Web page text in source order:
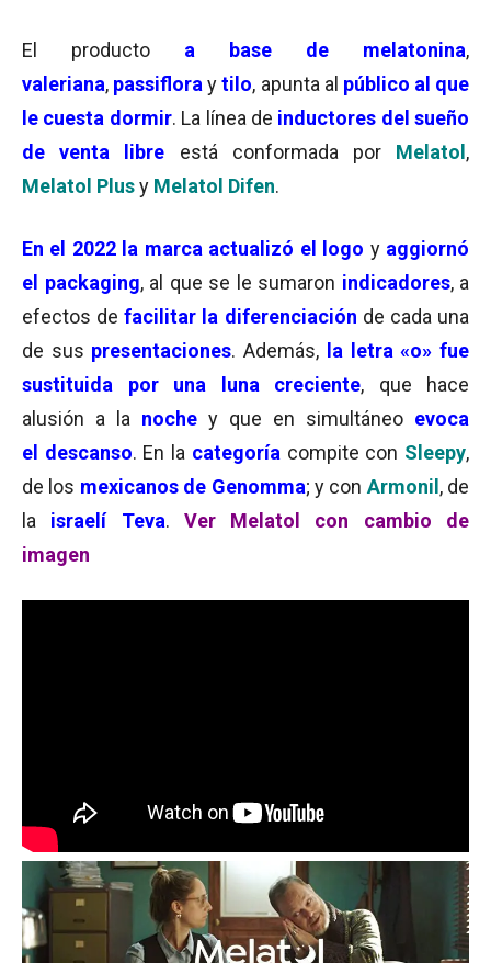
El producto a base de melatonina,
valeriana, passiflora y tilo, apunta al público al que
le cuesta dormir. La línea de inductores del sueño
de venta libre
está conformada por Melatol ,
Melatol Plusy Melatol Difen.
En el 2022 la marca actualizó el logo y aggiornó
el packaging, al que se le sumaron indicadores, a
efectos de facilitar la diferenciación de cada una
de sus presentaciones. Además,
la letra «o» fue
sustituida por una luna creciente, que hace
alusión a la noche y que en simultáneo evoca
el descanso. En la categoría compite con Sleepy,
de los mexicanos de Genomma; y con Armonil , de
la israelí Teva. Ver Melatol con cambio de
imagen